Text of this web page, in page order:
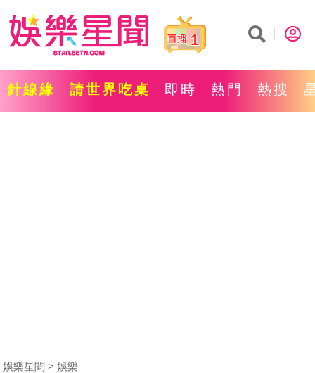
1
針線緣 請世界吃桌 即時 熱門 熱搜
娛樂星聞 娛樂